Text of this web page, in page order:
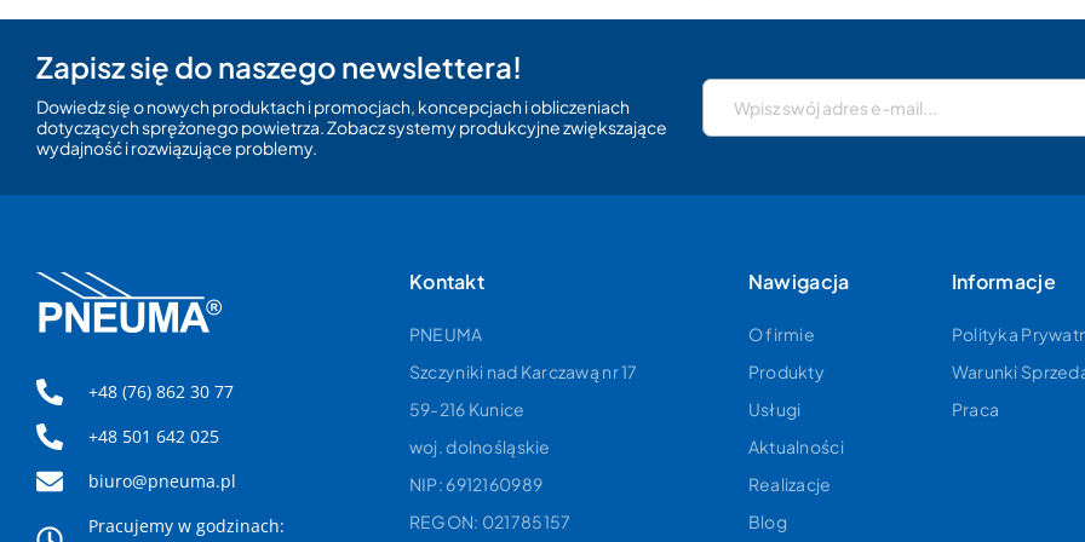
EXAIR w Polsce. To
branży produktów
dysze
i odkurzacze
Zapisz się do naszego newslettera!
Dowiedz się o nowych produktach i promocjach, koncepcjach i obliczeniach
dotyczących sprężonego powietrza. Zobacz systemy produkcyjne zwiększające
wydajność i rozwiązujące problemy.
+48 (76) 862 30 77
+48 501 642 025
biuro@pneuma.pl
Pracujemy w godzinach:
Kontakt
PNEUMA
Szczyniki nad Karczawą nr 17
59-216 Kunice
woj. dolnośląskie
NIP: 6912160989
REGON: 021785157
Nawigacja
O firmie
Produkty
Usługi
Aktualności
Realizacje
Blog
Informacje
Polityka
Warunki
Praca